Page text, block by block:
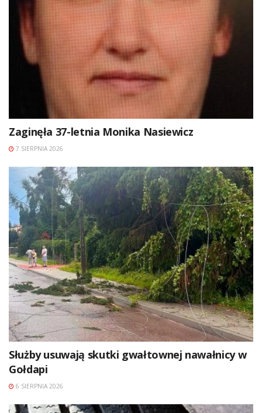
Zaginęła 37-letnia Monika Nasiewicz
7 SIERPNIA 2026
Służby usuwają skutki gwałtownej nawałnicy w
Gołdapi
6 SIERPNIA 2026